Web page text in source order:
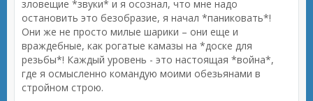
зловещие *звуки* и я осознал, что мне надо
остановить это безобразие, я начал *паниковать*!
Они же не просто милые шарики – они еще и
враждебные, как рогатые камазы на *доске для
резьбы*! Каждый уровень - это настоящая *война*,
где я осмысленно командую моими обезьянами в
стройном строю.